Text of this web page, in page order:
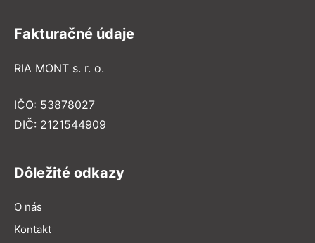
Fakturačné údaje
RIA MONT s. r. o.
IČO: 53878027
DIČ: 2121544909
Dôležité odkazy
O nás
Kontakt